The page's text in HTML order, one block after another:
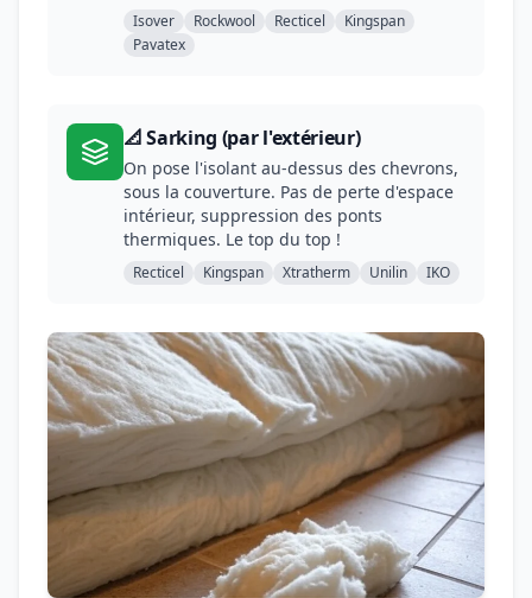
Isover Rockwool Recticel
Kingspan
Pavatex
📐 Sarking (par l'extérieur)
On pose l'isolant au-dessus des chevrons,
sous la couverture. Pas de perte d'espace
intérieur, suppression des ponts
thermiques. Le top du top !
Recticel Kingspan Xtratherm Unilin IKO